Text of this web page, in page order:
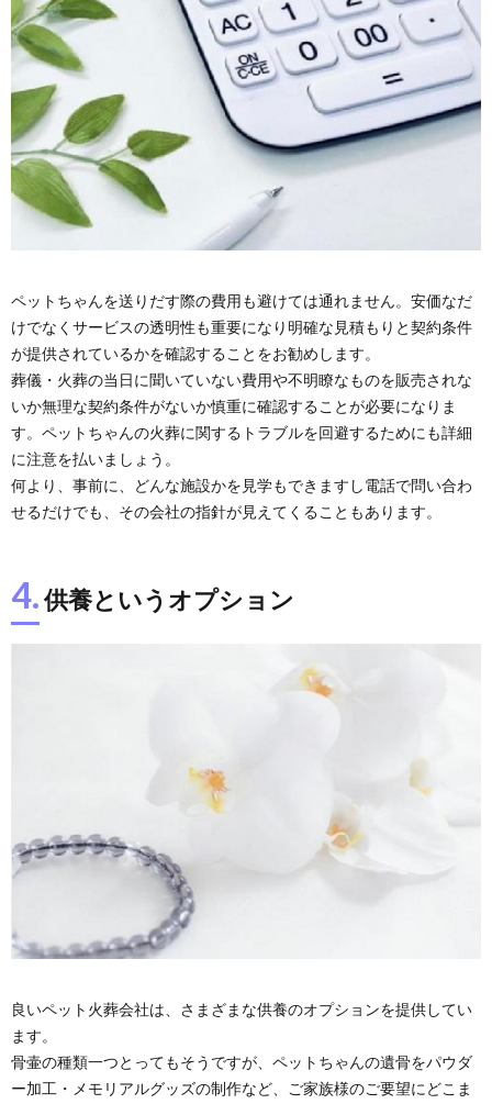
ペットちゃんを送りだす際の費用も避けては通れません。安価なだ
けでなくサービスの透明性も重要になり明確な見積もりと契約条件
が提供されているかを確認することをお勧めします。
葬儀・火葬の当日に聞いていない費用や不明瞭なものを販売されな
いか無理な契約条件がないか慎重に確認することが必要になりま
す。ペットちゃんの火葬に関するトラブルを回避するためにも詳細
に注意を払いましょう。
何より、事前に、どんな施設かを見学もできますし電話で問い合わ
せるだけでも、その会社の指針が見えてくることもあります。
4.供養というオプション
良いペット火葬会社は、さまざまな供養のオプションを提供してい
ます。
骨壷の種類一つとってもそうですが、ペットちゃんの遺骨をパウダ
ー加工・メモリアルグッズの制作など、ご家族様のご要望にどこま